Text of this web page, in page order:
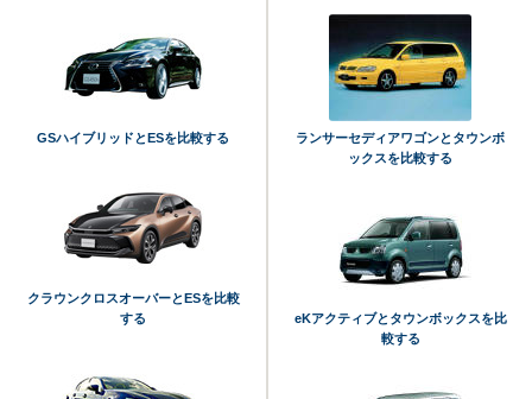
GSハイブリッドとESを比較する
クラウンクロスオーバーとESを比較
する
ランサーセディアワゴンとタウンボ
ックスを比較する
eKアクティブとタウンボックスを比
較する